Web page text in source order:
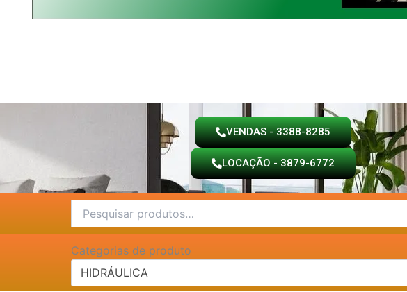
VENDAS - 3388-8285
LOCAÇÃO - 3879-6772
por:
Categorias de produto
HIDRÁULICA